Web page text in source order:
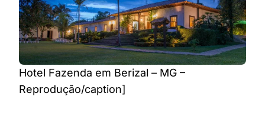
Hotel Fazenda em Berizal – MG –
Reprodução/caption]